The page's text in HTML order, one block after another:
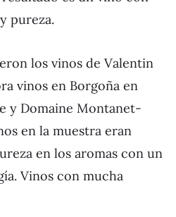
pureza.
los vinos de Valentin
vinos en Borgoña en
y Domaine Montanet-
en la muestra eran
en los aromas con un
Vinos con mucha